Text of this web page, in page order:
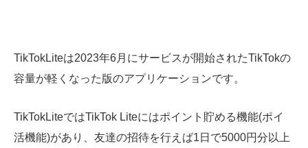
TikTokLiteは2023年6月にサービスが開始されたTikTokの
容量が軽くなった版のアプリケーションです。
TikTokLiteではTikTok Liteにはポイント貯める機能(ポイ
活機能)があり、友達の招待を行えば1日で5000円分以上